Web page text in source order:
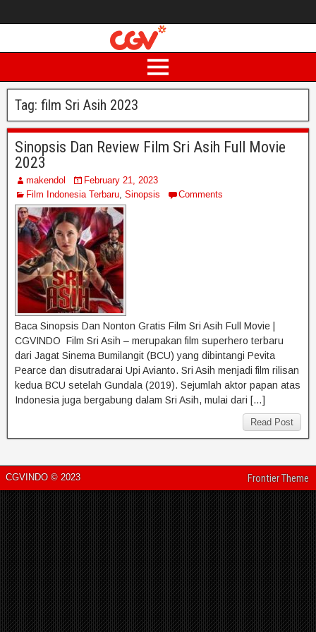
Tag: film Sri Asih 2023
Sinopsis Dan Review Film Sri Asih Full Movie
2023
makendol
February 21, 2023
Film Indonesia Terbaru, Sinopsis Comments
Baca Sinopsis Dan Nonton Gratis Film Sri Asih Full Movie |
CGVINDO Film Sri Asih – merupakan film superhero terbaru
dari Jagat Sinema Bumilangit (BCU) yang dibintangi Pevita
Pearce dan disutradarai Upi Avianto. Sri Asih menjadi film rilisan
kedua BCU setelah Gundala (2019). Sejumlah aktor papan atas
Indonesia juga bergabung dalam Sri Asih, mulai dari […]
Read Post
CGVINDO © 2023 Frontier Theme